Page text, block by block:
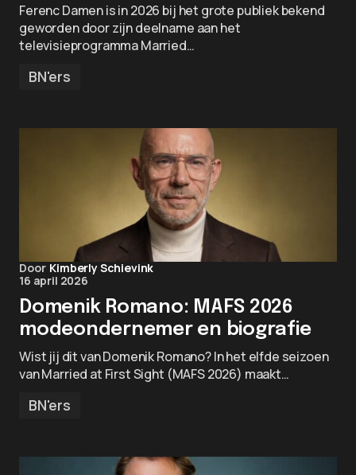
Ferenc Damen is in 2026 bij het grote publiek bekend
geworden door zijn deelname aan het
televisieprogramma Married…
BN'ers
Door Kimberly Schievink
16 april 2026
Domenik Romano: MAFS 2026
modeondernemer en biografie
Wist jij dit van Domenik Romano? In het elfde seizoen
van Married at First Sight (MAFS 2026) maakt…
BN'ers